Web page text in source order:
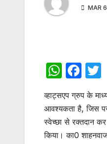
MAR
W
at
s
A
F
a
c
e
b
व्हाट्सएप ग्रुप के
आवश्यकता है, जिस पर
स्वेच्छा से रक्तदान
किया। का0